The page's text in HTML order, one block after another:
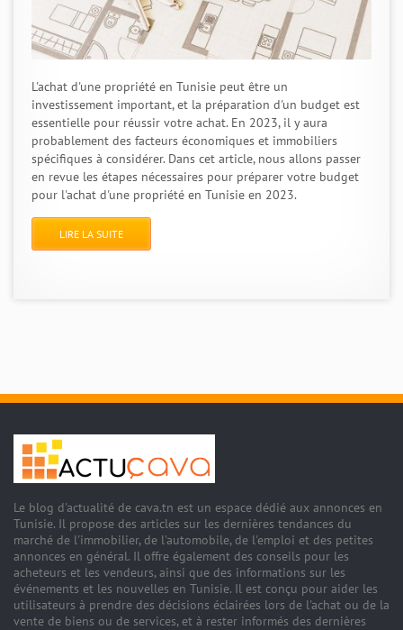
L'achat d'une propriété en Tunisie peut être un
investissement important, et la préparation d'un budget est
essentielle pour réussir votre achat. En 2023, il y aura
probablement des facteurs économiques et immobiliers
spécifiques à considérer. Dans cet article, nous allons passer
en revue les étapes nécessaires pour préparer votre budget
pour l'achat d'une propriété en Tunisie en 2023.
LIRE LA SUITE
Le blog d'actualité de cava.tn est un espace dédié aux annonces en
Tunisie. Il propose des articles sur les dernières tendances du
marché de l'immobilier, de l'automobile, de l'emploi et des petites
annonces en général. Il offre également des conseils pour les
acheteurs et les vendeurs, ainsi que des informations sur les
événements et les nouvelles en Tunisie. Il est conçu pour aider les
utilisateurs à prendre des décisions éclairées lors de l'achat ou de la
vente de biens ou de services, et à rester informés des dernières